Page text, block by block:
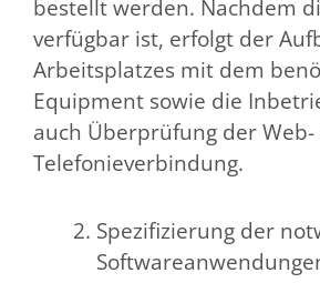
bestellt werden. Nachdem
verfügbar ist, erfolgt der
Arbeitsplatzes mit dem
Equipment sowie die
auch Überprüfung der Web-
Telefonieverbindung.
Spezifizierung der